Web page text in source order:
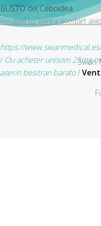
BUSTO del Ceboidea.
Related to Venta avodart
https://
/ Ou acheter unisom 25mg
aserin besitran barato/
Swan